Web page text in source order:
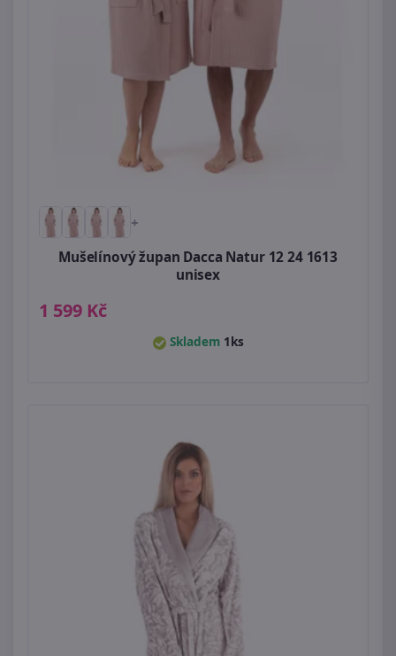
+
Mušelínový župan Dacca Natur 12 24 1613
unisex
1 599 Kč
Skladem 1ks